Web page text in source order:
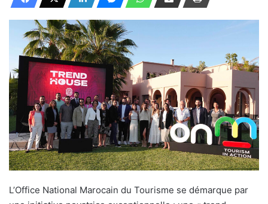
L’Office National Marocain du Tourisme se démarque par